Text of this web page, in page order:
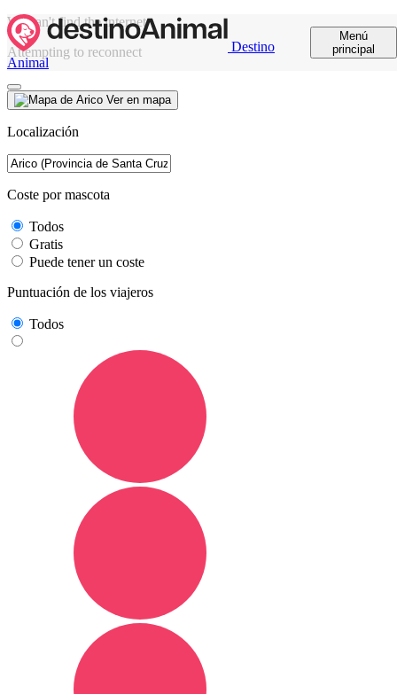
Destino
Animal
Menú
principal
We can't find the internet
Attempting to reconnect
Ver en mapa
Localización
Coste por mascota
Todos
Gratis
Puede tener un coste
Puntuación de los viajeros
Todos